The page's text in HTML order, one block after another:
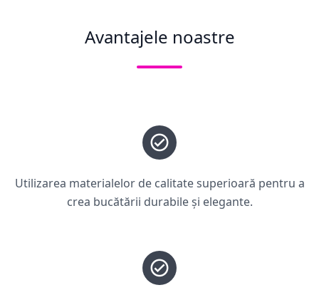
Avantajele noastre
Utilizarea materialelor de calitate superioară pentru a
crea bucătării durabile și elegante.